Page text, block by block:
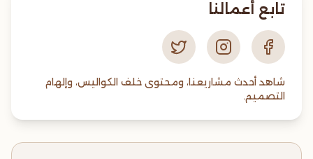
تابع أعمالنا
شاهد أحدث مشاريعنا، ومحتوى خلف الكواليس، وإلهام
التصميم.